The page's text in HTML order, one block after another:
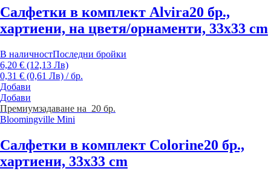
Салфетки в комплект Alvira20 бр.,
хартиени, на цветя/орнаменти, 33x33 cm
В наличностПоследни бройки
6,20 € (12,13 Лв)
0,31 € (0,61 Лв) / бр.
Добави
Добави
Премиумзадаване на 20 бр.
Bloomingville Mini
Салфетки в комплект Colorine20 бр.,
хартиени, 33x33 cm